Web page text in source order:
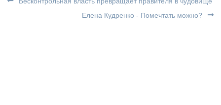
Елена Кудренко - Помечтать можно?